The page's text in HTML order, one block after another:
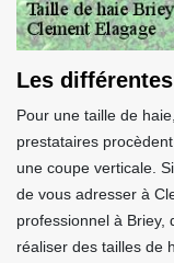
Les
Pour une taille de
prestataires
une coupe verticale.
de vous adresser à
professionnel à Briey,
réaliser des tailles de